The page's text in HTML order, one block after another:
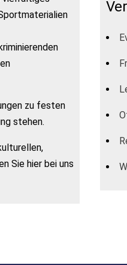
zu festen
stehen.
Sie hier bei uns